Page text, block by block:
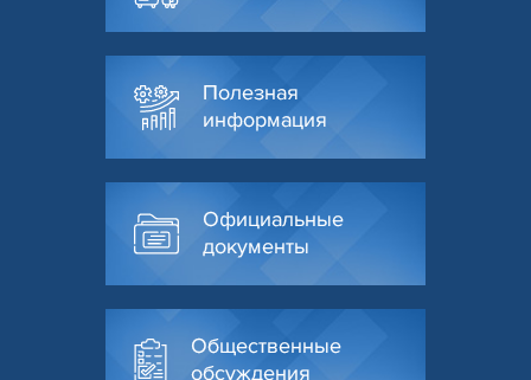
Полезная
информация
Официальные
документы
Общественные
обсуждения